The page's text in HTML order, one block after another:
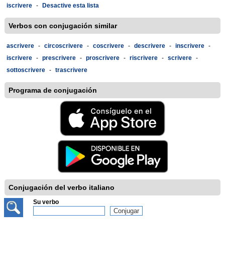
iscrivere - Desactive esta lista
Verbos con conjugación similar
ascrivere - circoscrivere - coscrivere - descrivere - inscrivere -
iscrivere - prescrivere - proscrivere - riscrivere - scrivere -
sottoscrivere - trascrivere
Programa de conjugación
Conjugación del verbo italiano
Su verbo